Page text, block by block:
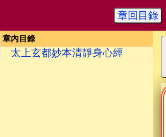
章回目錄
章內目錄
太上玄都妙本清靜身心經